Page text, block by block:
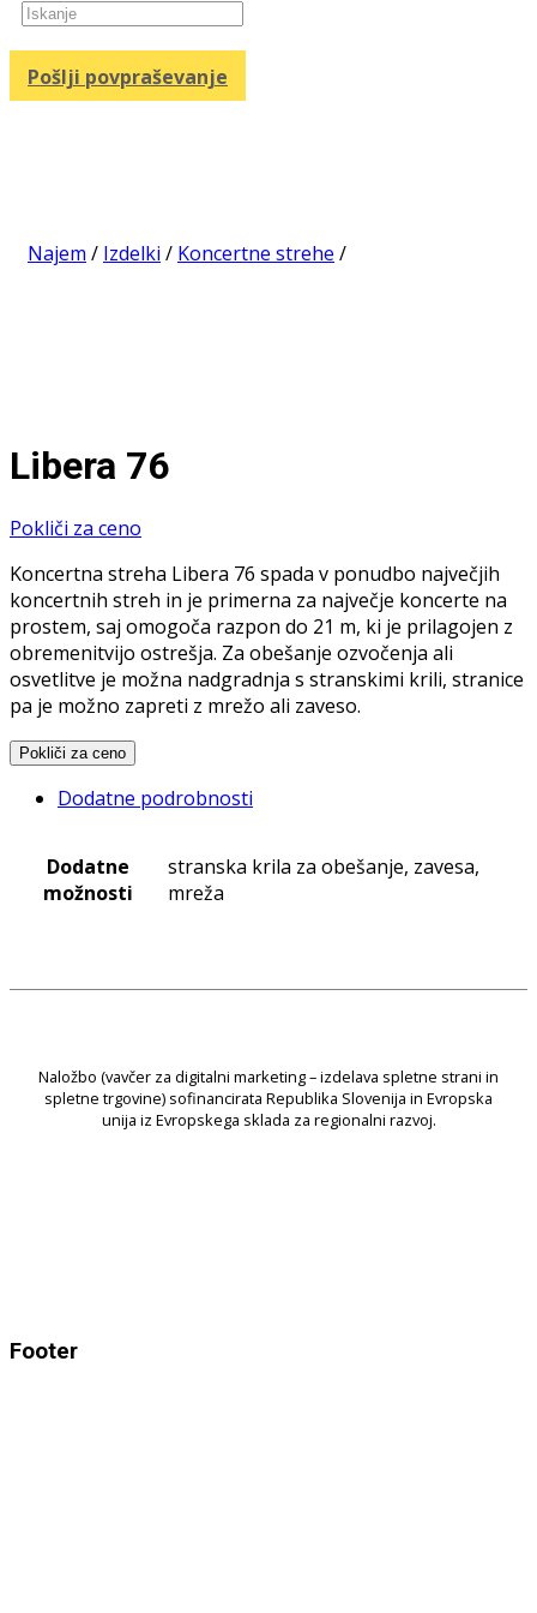
Products
Pošlji povpraševanje
Najem / Izdelki / Koncertne strehe /
Libera 76
Pokliči za ceno
Koncertna streha Libera 76 spada v ponudbo največjih
koncertnih streh in je primerna za največje koncerte na
prostem, saj omogoča razpon do 21 m, ki je prilagojen z
obremenitvijo ostrešja. Za obešanje ozvočenja ali
osvetlitve je možna nadgradnja s stranskimi krili, stranice
pa je možno zapreti z mrežo ali zaveso.
Pokliči za ceno
Dodatne podrobnosti
Dodatne
možnosti
stranska krila za obešanje, zavesa,
mreža
Naložbo (vavčer za digitalni marketing – izdelava spletne strani in
spletne trgovine) sofinancirata Republika Slovenija in Evropska
unija iz Evropskega sklada za regionalni razvoj.
Footer